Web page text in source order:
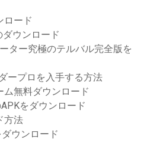
ロード
ダウンロード
ター究極のテルバル完全版を
ープロを入手する方法
ム無料ダウンロード
をダウンロード
方法
ウンロード